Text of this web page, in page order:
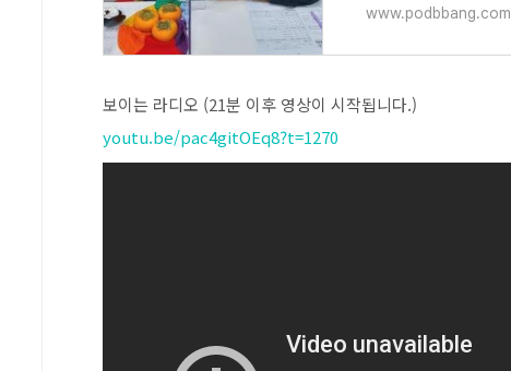
www.podbbang.com
보이는 라디오 (21분 이후 영상이 시작됩니다.)
youtu.be/pac4gitOEq8?t=1270